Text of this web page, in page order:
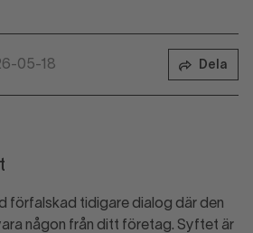
05-18 Dela
förfalskad tidigare dialog där den
någon från ditt företag. Syftet är